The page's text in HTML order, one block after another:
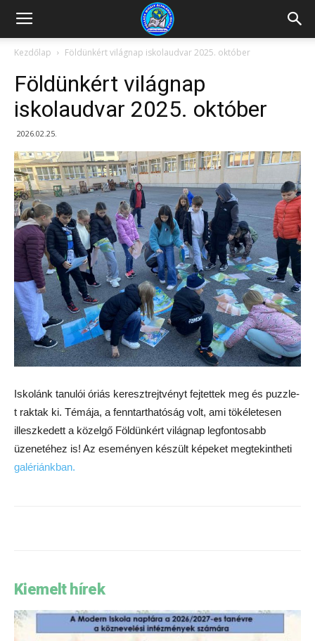
Kazincbarcikai
Pollack
Mihály
Általános
Iskola
Kezdőlap Földünkért világnap iskolaudvar 2025. október
Földünkért világnap
iskolaudvar 2025. október
2026.02.25.
Iskolánk tanulói óriás keresztrejtvényt fejtettek meg és puzzle-
t raktak ki. Témája, a fenntarthatóság volt, ami tökéletesen
illeszkedett a közelgő Földünkért világnap legfontosabb
üzenetéhez is! Az eseményen készült képeket megtekintheti
galériánkban.
Kiemelt hírek